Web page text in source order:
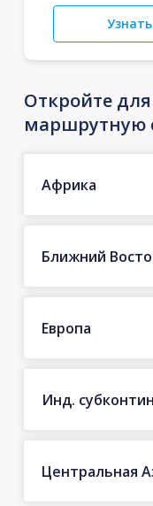
Откройте
маршрутную
Африка
Ближний
Европа
Инд.
Центральная